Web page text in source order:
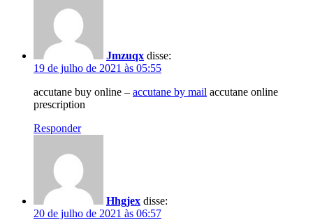
Jmzuqx disse:
19 de julho de 2021 às 05:55
accutane buy online – accutane by mail accutane online
prescription
Responder
Hhgjex disse:
20 de julho de 2021 às 06:57